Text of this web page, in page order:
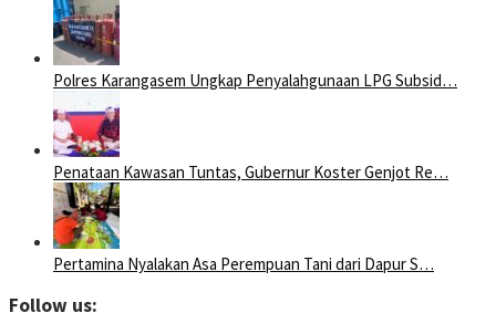
Polres Karangasem Ungkap Penyalahgunaan LPG Subsid…
Penataan Kawasan Tuntas, Gubernur Koster Genjot Re…
Pertamina Nyalakan Asa Perempuan Tani dari Dapur S…
Follow us: